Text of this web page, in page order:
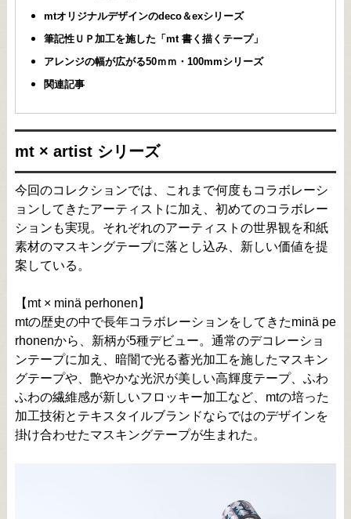
mtオリジナルデザインのdeco＆exシリーズ
筆記性ＵＰ加工を施した「mt 書く描くテープ」
アレンジの幅が広がる50ｍｍ・100mmシリーズ
関連記事
mt × artist シリーズ
今回のコレクションでは、これまで何度もコラボレーシ
ョンしてきたアーティストに加え、初めてのコラボレー
ションも実現。それぞれのアーティストの世界観を和紙
素材のマスキングテープに落とし込み、新しい価値を提
案している。
【mt × minä perhonen】
mtの歴史の中で長年コラボレーションをしてきたminä pe
rhonenから、新柄が5種デビュー。通常のデコレーショ
ンテープに加え、暗闇で光る蓄光加工を施したマスキン
グテープや、艶やかな光沢が美しい高輝度テープ、ふわ
ふわの繊維感が新しいフロッキー加工など、mtの培った
加工技術とテキスタイルブランドならではのデザインを
掛け合わせたマスキングテープが生まれた。